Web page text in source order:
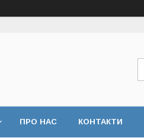
ПРО НАС КОНТАКТИ